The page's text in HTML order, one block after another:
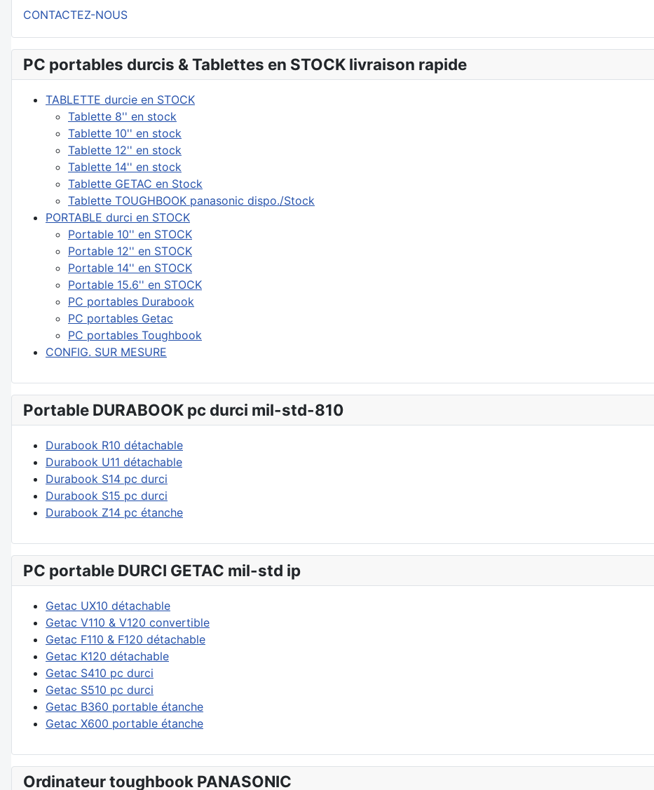
CONTACTEZ-NOUS
PC portables durcis & Tablettes en STOCK livraison rapide
TABLETTE durcie en STOCK
Tablette 8'' en stock
Tablette 10'' en stock
Tablette 12'' en stock
Tablette 14'' en stock
Tablette GETAC en Stock
Tablette TOUGHBOOK panasonic dispo./Stock
PORTABLE durci en STOCK
Portable 10'' en STOCK
Portable 12'' en STOCK
Portable 14'' en STOCK
Portable 15.6'' en STOCK
PC portables Durabook
PC portables Getac
PC portables Toughbook
CONFIG. SUR MESURE
Portable DURABOOK pc durci mil-std-810
Durabook R10 détachable
Durabook U11 détachable
Durabook S14 pc durci
Durabook S15 pc durci
Durabook Z14 pc étanche
PC portable DURCI GETAC mil-std ip
Getac UX10 détachable
Getac V110 & V120 convertible
Getac F110 & F120 détachable
Getac K120 détachable
Getac S410 pc durci
Getac S510 pc durci
Getac B360 portable étanche
Getac X600 portable étanche
Ordinateur toughbook PANASONIC